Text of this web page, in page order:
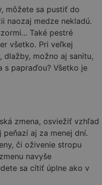
môžete sa pustiť do
naozaj medze nekladú.
Také pestré
všetko. Pri veľkej
možno aj sanitu,
s papraďou? Všetko je
zmena, osviežiť vzhľad
aj za menej dní.
či oživenie stropu
navyše
sa cítiť úplne ako v